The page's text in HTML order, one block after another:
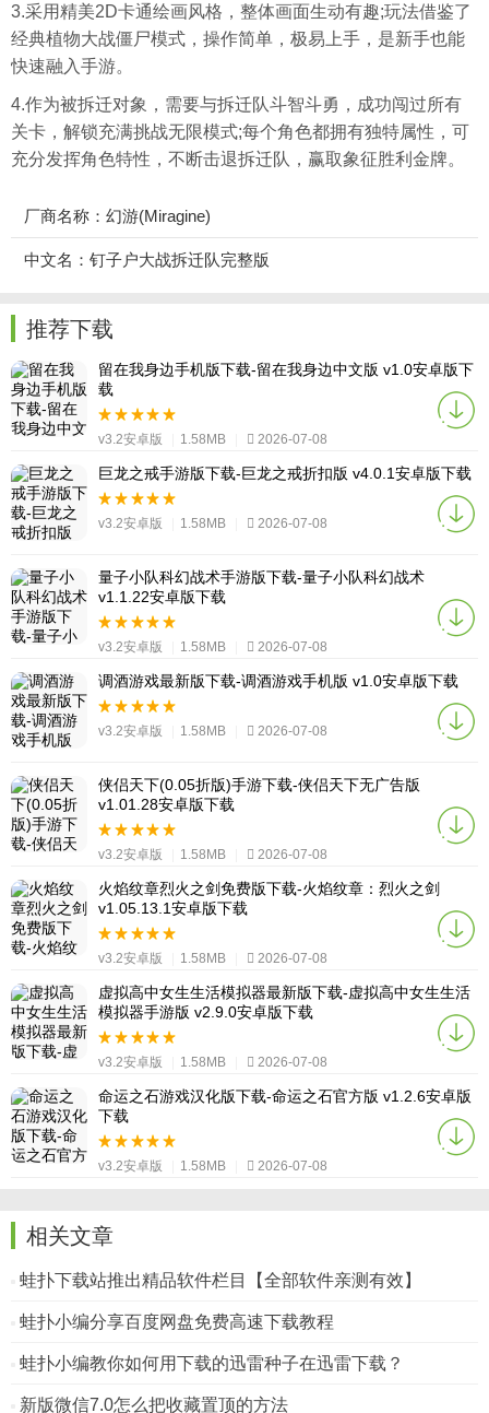
3.采用精美2D卡通绘画风格，整体画面生动有趣;玩法借鉴了
经典植物大战僵尸模式，操作简单，极易上手，是新手也能
快速融入手游。
4.作为被拆迁对象，需要与拆迁队斗智斗勇，成功闯过所有
关卡，解锁充满挑战无限模式;每个角色都拥有独特属性，可
充分发挥角色特性，不断击退拆迁队，赢取象征胜利金牌。
厂商名称：幻游(Miragine)
中文名：钉子户大战拆迁队完整版
推荐下载
留在我身边手机版下载-留在我身边中文版 v1.0安卓版下
载
v3.2安卓版 1.58MB 2026-07-08
巨龙之戒手游版下载-巨龙之戒折扣版 v4.0.1安卓版下载
v3.2安卓版 1.58MB 2026-07-08
量子小队科幻战术手游版下载-量子小队科幻战术
v1.1.22安卓版下载
v3.2安卓版 1.58MB 2026-07-08
调酒游戏最新版下载-调酒游戏手机版 v1.0安卓版下载
v3.2安卓版 1.58MB 2026-07-08
侠侣天下(0.05折版)手游下载-侠侣天下无广告版
v1.01.28安卓版下载
v3.2安卓版 1.58MB 2026-07-08
火焰纹章烈火之剑免费版下载-火焰纹章：烈火之剑
v1.05.13.1安卓版下载
v3.2安卓版 1.58MB 2026-07-08
虚拟高中女生生活模拟器最新版下载-虚拟高中女生生活
模拟器手游版 v2.9.0安卓版下载
v3.2安卓版 1.58MB 2026-07-08
命运之石游戏汉化版下载-命运之石官方版 v1.2.6安卓版
下载
v3.2安卓版 1.58MB 2026-07-08
相关文章
蛙扑下载站推出精品软件栏目【全部软件亲测有效】
蛙扑小编分享百度网盘免费高速下载教程
蛙扑小编教你如何用下载的迅雷种子在迅雷下载？
新版微信7.0怎么把收藏置顶的方法